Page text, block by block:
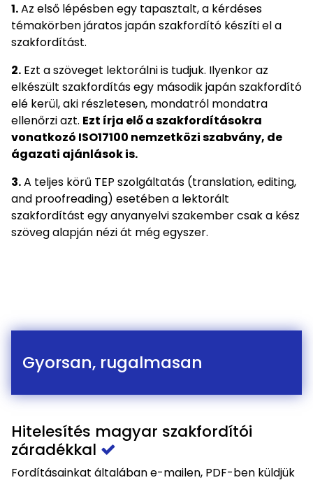
1.Az első lépésben egy tapasztalt, a kérdéses
témakörben járatos japán szakfordító készíti el a
szakfordítást.
2. Ezt a szöveget lektorálni is tudjuk. Ilyenkor az
elkészült szakfordítás egy második japán szakfordító
elé kerül, aki részletesen, mondatról mondatra
ellenőrzi azt. Ezt írja elő a szakfordításokra
vonatkozó ISO17100 nemzetközi szabvány, de
ágazati ajánlások is.
3.A teljes körű TEP szolgáltatás (translation, editing,
and proofreading) esetében a lektorált
szakfordítást egy anyanyelvi szakember csak a kész
szöveg alapján nézi át még egyszer.
Gyorsan, rugalmasan
Hitelesítés magyar szakfordítói
záradékkal
Fordításainkat általában e-mailen, PDF-ben küldjük